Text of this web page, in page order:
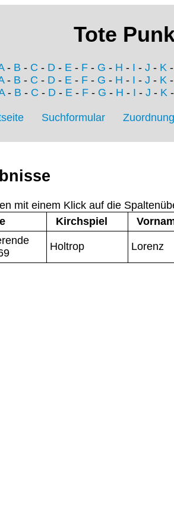
Tote
- B - C - D - E - F - G - H - I - J - K
- B - C - D - E - F - G - H - I - J - K
- B - C - D- E- F- G - H - I - J - K
Suchformular
mit einem Klick auf die
Kirchspiel
Holtrop Lorenz